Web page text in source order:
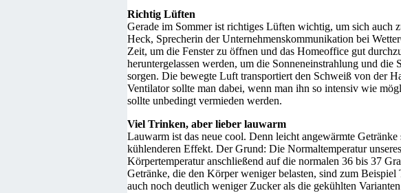
Richtig Lüften
Gerade im Sommer ist richtiges Lüften wichtig, um sich auch
Heck, Sprecherin der Unternehmenskommunikation bei
Zeit, um die Fenster zu öffnen und das Homeoffice gut
heruntergelassen werden, um die Sonneneinstrahlung und
sorgen. Die bewegte Luft transportiert den Schweiß von der
Ventilator sollte man dabei, wenn man ihn so intensiv wie
sollte unbedingt vermieden werden.
Viel Trinken, aber lieber lauwarm
Lauwarm ist das neue cool. Denn leicht angewärmte
kühlenderen Effekt. Der Grund: Die Normaltemperatur
Körpertemperatur anschließend auf die normalen 36 bis 37
Getränke, die den Körper weniger belasten, sind zum Beispiel
auch noch deutlich weniger Zucker als die gekühlten